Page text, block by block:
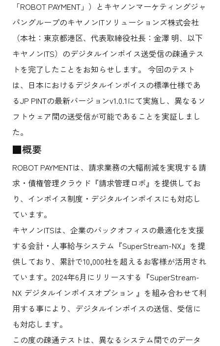
「ROBOT PAYMENT」）とキヤノンマーケティングジャ
パングループのキヤノンITソリューションズ株式会社
（本社：東京都港区、代表取締役社長：金澤 明、以下
キヤノンITS）のデジタルインボイス送受信の疎通テス
トを完了したことをお知らせします。 今回のテスト
は、日本におけるデジタルインボイスの標準仕様であ
るJP PINTの最新バージョンv1.0.1にて実施し、異なるソ
フトウェア間の送受信が可能であることを実証しまし
た。
■概要
ROBOT PAYMENTは、請求業務の大幅削減を実現する請
求・債権管理クラウド『請求管理ロボ』を提供してお
り、インボイス制度・デジタルインボイスにも対応し
ています。
キヤノンITSは、企業のバックオフィスの最適化を支援
する会計・人事給与システム『SuperStream-NX』を提
供しており、累計で10,000社を超えるお客様が活用され
ています。2024年6月にリリースする『SuperStream-
NX デジタルインボイスオプション 』を組み合わせて利
用する事により、デジタルインボイスの送信、受信に
も対応します。
この度の疎通テストは、異なるシステム間でのデータ